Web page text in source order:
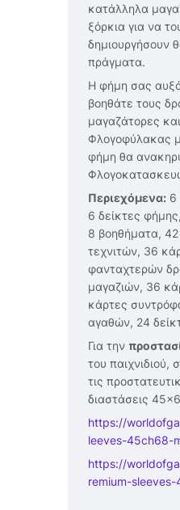
κατάλληλα
ξόρκια για να
δημιουργήσουν
πράγματα.
Η φήμη σας
βοηθάτε τους
μαγαζάτορες
Φλογοφύλακας
φήμη θα
Περιεχόμενα: 6
6 δείκτες
8 βοηθήματα,
τεχνιτών, 36
φανταχτερών
μαγαζιών, 36
κάρτες
αγαθών, 24
Για την
του παιχνιδιού,
τις
διαστάσεις
https://
leeves-45ch68-
https://
remium-